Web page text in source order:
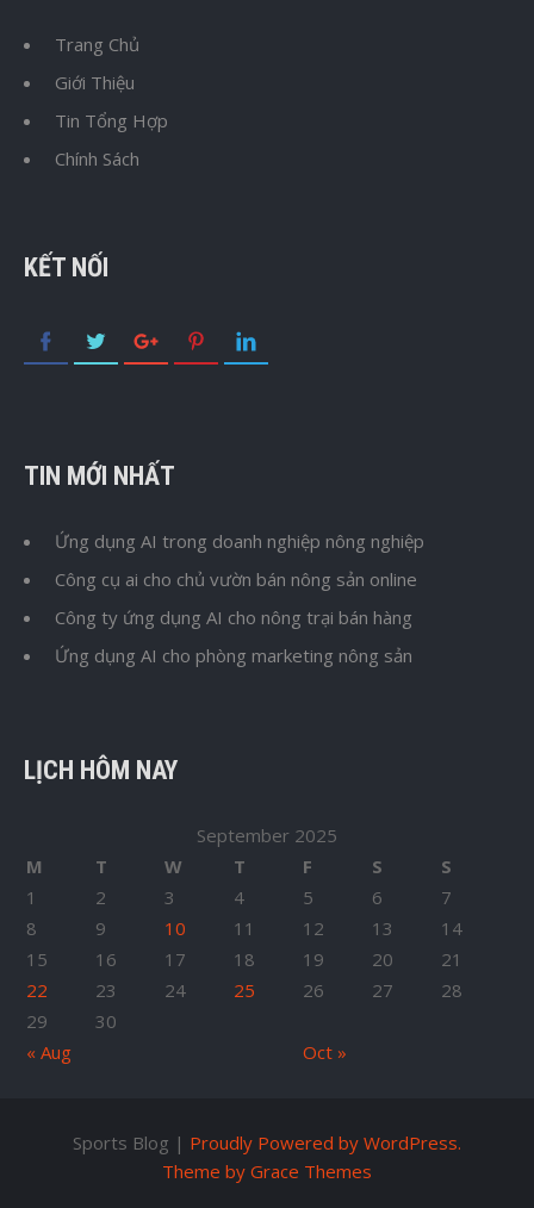
Trang Chủ
Giới Thiệu
Tin Tổng Hợp
Chính Sách
KẾT NỐI
TIN MỚI NHẤT
Ứng dụng AI trong doanh nghiệp nông nghiệp
Công cụ ai cho chủ vườn bán nông sản online
Công ty ứng dụng AI cho nông trại bán hàng
Ứng dụng AI cho phòng marketing nông sản
LỊCH HÔM NAY
September 2025
M
T W T F S S
« Aug Oct »
1 2 3 4 5 6
7
8
9 10 11 12 13
14
15
16 17 18 19 20
21
22
23 24 25 26 27
28
29
30
Sports Blog | Proudly Powered by WordPress.
Theme by Grace Themes